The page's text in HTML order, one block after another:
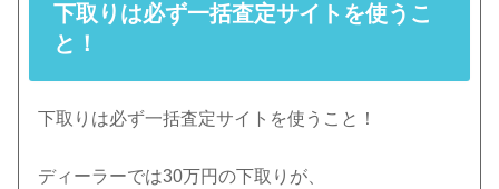
下取りは必ず一括査定サイトを使うこ
と！
下取りは必ず一括査定サイトを使うこと！
ディーラーでは30万円の下取りが、